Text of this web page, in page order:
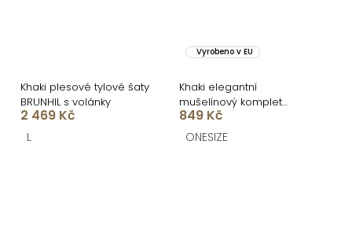
Khaki plesové tylové šaty
BRUNHIL s volánky
2 469 Kč
L
Vyrobeno v EU
Khaki elegantní
mušelínový komplet
SOLAN
849 Kč
ONESIZE